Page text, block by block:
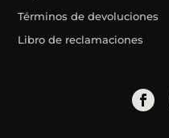
Términos de devoluciones
Libro de reclamaciones